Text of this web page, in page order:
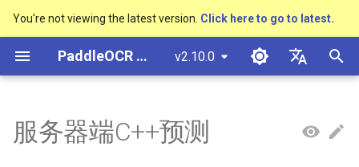
You're not viewing the latest version. Click here to go to latest.
PaddleOCR 文档 v2.10.0
正
在
始
快速开始 支持硬件列表
1.1 运行准备
快速开始 文本检测
模型裁剪
PP-OCRv4技术报告
快速开始 版面分析
基于C++预测引擎推理
怎样完成基于图像数据的
文本检测算法 EAST
Rosetta
Text Telescope
LaTeX-OCR
TableSLANet
LayoutLM
通用 液晶屏读数识别
增值税发票
其它数据标注工具
手写中文OCR数据集
附录
服务器端C++预测